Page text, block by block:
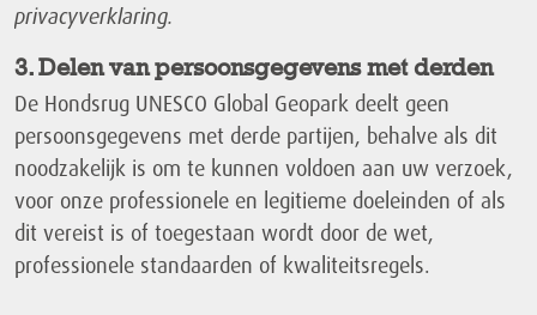
privacyverklaring.
3. Delen van persoonsgegevens met derden
De Hondsrug UNESCO Global Geopark deelt geen
persoonsgegevens met derde partijen, behalve als dit
noodzakelijk is om te kunnen voldoen aan uw verzoek,
voor onze professionele en legitieme doeleinden of als
dit vereist is of toegestaan wordt door de wet,
professionele standaarden of kwaliteitsregels.